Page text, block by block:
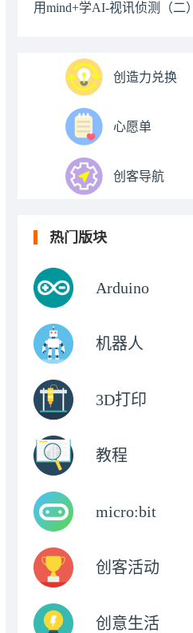
用mind+学AI-视讯侦测（二）
创造力兑换
心愿单
创客导航
热门版块
Arduino
机器人
3D打印
教程
micro:bit
创客活动
创意生活